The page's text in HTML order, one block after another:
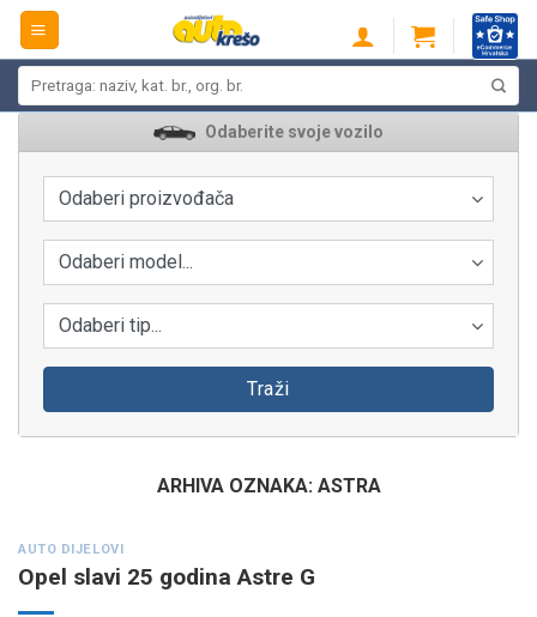
Skip
content
Odaberite svoje vozilo
Odaberi proizvođača
Odaberi model...
Odaberi tip...
Traži
ARHIVA OZNAKA: ASTRA
AUTO DIJELOVI
Opel slavi 25 godina Astre G